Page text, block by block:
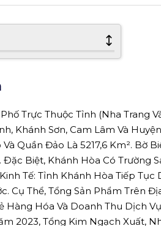
Trực Thuộc Tỉnh (Nha Trang
Khánh Sơn, Cam Lâm Và
Quần Đảo Là 5217,6 Km². Bờ
Biệt, Khánh Hòa Có Trường
Tế: Tỉnh Khánh Hòa Tiếp Tục
Cụ Thể, Tổng Sản Phẩm Trên
Hàng Hóa Và Doanh Thu Dịch
2023, Tổng Kim Ngạch Xuất,